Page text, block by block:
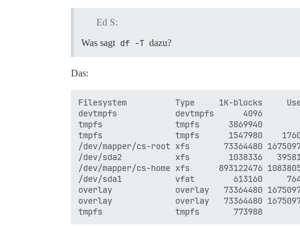
Ed S:
Was sagt df -T dazu?
Das:
Filesystem          Type     1K-blocks     Used
devtmpfs            devtmpfs      4096
tmpfs               tmpfs      3869940        0
tmpfs               tmpfs      1547980
/dev/mapper/cs-root xfs       73364480
/dev/sda2           xfs        1038336
/dev/mapper/cs-home xfs      893122476
/dev/sda1           vfat        613160
overlay             overlay   73364480 16750976
overlay             overlay   73364480 16750976